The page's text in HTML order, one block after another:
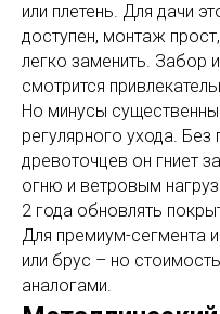
или плетень. Для дачи
доступен, монтаж
легко заменить. Забор
смотрится
Но минусы
регулярного ухода. Без
древоточцев он гниет
огню и ветровым
2 года обновлять
Для премиум-сегмента
или брус – но
аналогами.